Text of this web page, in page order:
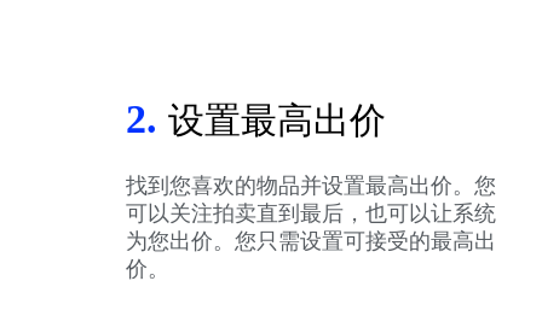
2. 设置最高出价
找到您喜欢的物品并设置最高出价。您
可以关注拍卖直到最后，也可以让系统
为您出价。您只需设置可接受的最高出
价。